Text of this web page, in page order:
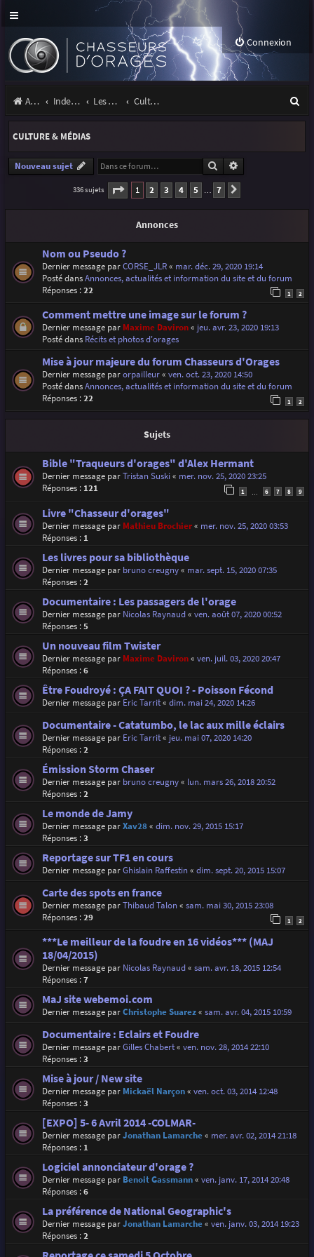
Connexion
Accueil Index du forum Les orages Culture & médias
e
r
CULTURE & MÉDIAS
Nouveau sujet Rechercher
336 sujets Page 1sur
1 2 3 4 5 … 7
Annonces
Nom ou Pseudo ?
Dernier message parCORSE_JLR« mar. déc. 29, 2020 19:14
Posté dansAnnonces, actualités et information du site et du forum
Réponses :22 1 2
Comment mettre une image sur le forum ?
Dernier message par Maxime Daviron« jeu. avr. 23, 2020 19:13
Posté dans Récits et photos d'orages
Mise à jour majeure du forum Chasseurs d'Orages
Dernier message parorpailleur« ven. oct. 23, 2020 14:50
Posté dansAnnonces, actualités et information du site et du forum
Réponses :22 1 2
Sujets
Bible "Traqueurs d'orages" d'Alex Hermant
Dernier message parTristan Suski« mer. nov. 25, 2020 23:25
Réponses : 121 1 6 7 8 9
Livre "Chasseur d'orages"
Dernier message par Mathieu Brochier« mer. nov. 25, 2020 03:53
Réponses : 1
Les livres pour sa bibliothèque
Dernier message par bruno creugny« mar. sept. 15, 2020 07:35
Réponses :2
Documentaire : Les passagers de l'orage
Dernier message par Nicolas Raynaud« ven. août 07, 2020 00:52
Réponses :5
Un nouveau film Twister
Dernier message par Maxime Daviron« ven. juil. 03, 2020 20:47
Réponses :6
Être Foudroyé : ÇA FAIT QUOI ? - Poisson Fécond
Dernier message par Eric Tarrit« dim. mai 24, 2020 14:26
Documentaire - Catatumbo, le lac aux mille éclairs
Dernier message par Eric Tarrit« jeu. mai 07, 2020 14:20
Réponses :2
Émission Storm Chaser
Dernier message par bruno creugny« lun. mars 26, 2018 20:52
Réponses :2
Le monde de Jamy
Dernier message parXav28« dim. nov. 29, 2015 15:17
Réponses :3
Reportage sur TF1 en cours
Dernier message parGhislain Raffestin« dim. sept. 20, 2015 15:07
Carte des spots en france
Dernier message parThibaud Talon« sam. mai 30, 2015 23:08
Réponses :29 1 2
***Le meilleur de la foudre en 16 vidéos*** (MAJ
18/04/2015)
Dernier message par Nicolas Raynaud« sam. avr. 18, 2015 12:54
Réponses :7
MaJ site webemoi.com
Dernier message parChristophe Suarez« sam. avr. 04, 2015 10:59
Documentaire : Eclairs et Foudre
Dernier message parGilles Chabert« ven. nov. 28, 2014 22:10
Réponses :3
Mise à jour / New site
Dernier message par Mickaël Narçon« ven. oct. 03, 2014 12:48
Réponses :3
[EXPO] 5- 6 Avril 2014 -COLMAR-
Dernier message parJonathan Lamarche« mer. avr. 02, 2014 21:18
Réponses : 1
Logiciel annonciateur d'orage ?
Dernier message par Benoit Gassmann« ven. janv. 17, 2014 20:48
Réponses :6
La préférence de National Geographic's
Dernier message parJonathan Lamarche« ven. janv. 03, 2014 19:23
Réponses :2